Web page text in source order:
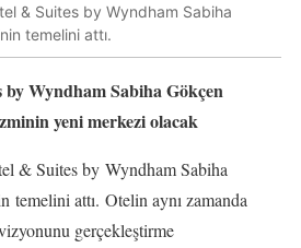
& Suites by Wyndham Sabiha
temelini attı.
Wyndham Sabiha Gökçen
yeni merkezi olacak
& Suites by Wyndham Sabiha
attı. Otelin aynı zamanda
gerçekleştirme